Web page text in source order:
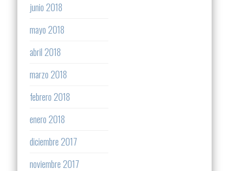
junio 2018
mayo 2018
abril 2018
marzo 2018
febrero 2018
enero 2018
diciembre 2017
noviembre 2017